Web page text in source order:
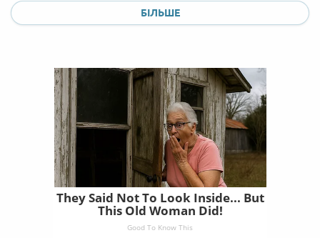
БІЛЬШЕ
They Said Not To Look Inside... But
This Old Woman Did!
Good To Know This